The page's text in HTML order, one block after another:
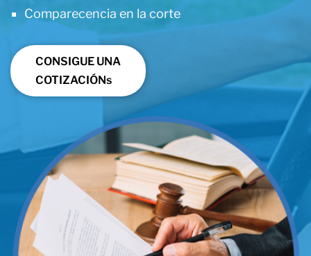
Comparecencia en la corte
CONSIGUE UNA
COTIZACIÓNs